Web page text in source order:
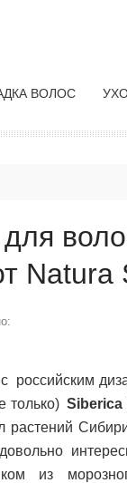
ВОЛОС
Natura
российским
только)Siberica
растений
из